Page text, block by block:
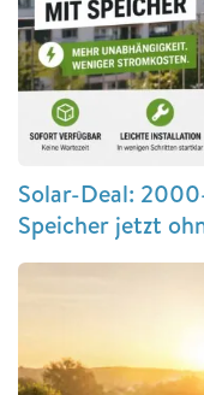
Solar-Deal:
Speicher jetzt